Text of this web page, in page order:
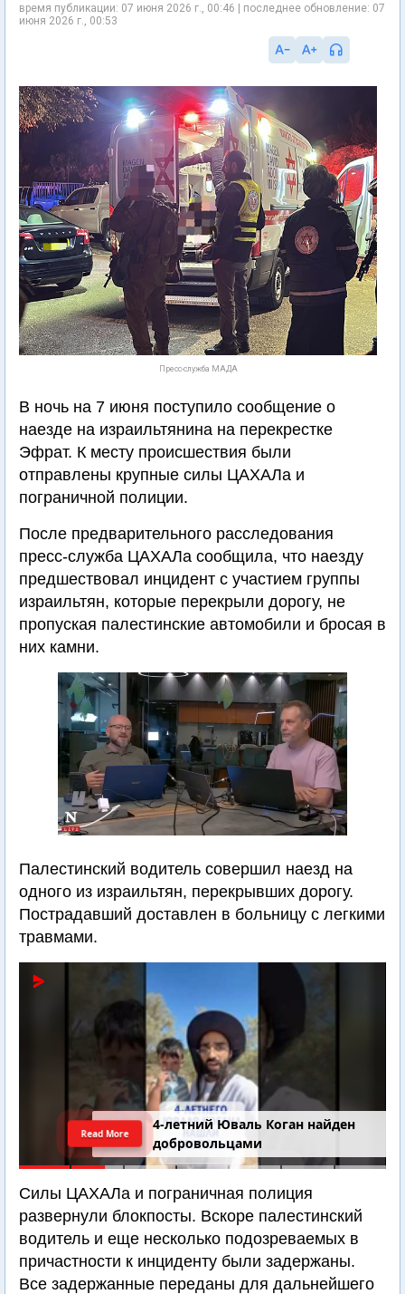
время публикации: 07 июня 2026 г., 00:46 | последнее обновление: 07
июня 2026 г., 00:53
Пресс-служба МАДА
В ночь на 7 июня поступило сообщение о
наезде на израильтянина на перекрестке
Эфрат. К месту происшествия были
отправлены крупные силы ЦАХАЛа и
пограничной полиции.
После предварительного расследования
пресс-служба ЦАХАЛа сообщила, что наезду
предшествовал инцидент с участием группы
израильтян, которые перекрыли дорогу, не
пропуская палестинские автомобили и бросая в
них камни.
Палестинский водитель совершил наезд на
одного из израильтян, перекрывших дорогу.
Пострадавший доставлен в больницу с легкими
травмами.
4-летний Юваль Коган найден
добровольцами
Read More
Силы ЦАХАЛа и пограничная полиция
развернули блокпосты. Вскоре палестинский
водитель и еще несколько подозреваемых в
причастности к инциденту были задержаны.
Все задержанные переданы для дальнейшего